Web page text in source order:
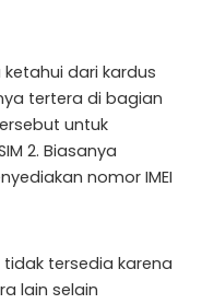
ketahui dari kardus
tertera di bagian
untuk
2. Biasanya
nomor IMEI
tersedia karena
lain selain